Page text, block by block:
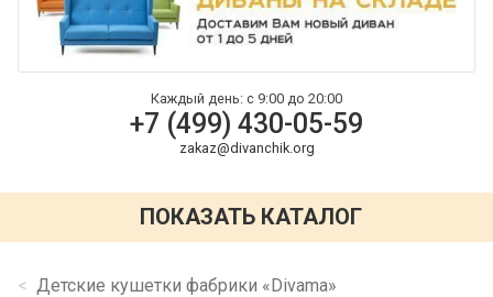
Контакты
Каждый день: с 9:00 до 20:00
+7 (499) 430-05-59
zakaz@divanchik.org
ПОКАЗАТЬ КАТАЛОГ
Детские кушетки фабрики «Divama»